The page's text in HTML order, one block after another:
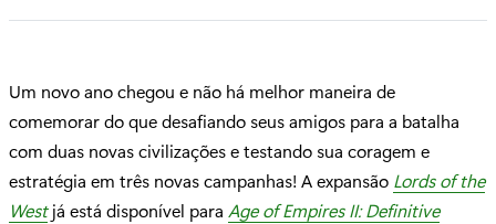
Um novo ano chegou e não há melhor maneira de
comemorar do que desafiando seus amigos para a batalha
com duas novas civilizações e testando sua coragem e
estratégia em três novas campanhas! A expansão Lords of the
Westjá está disponível para Age of Empires II: Definitive